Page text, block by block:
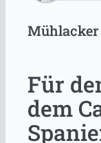
Mühlacker
Für
dem